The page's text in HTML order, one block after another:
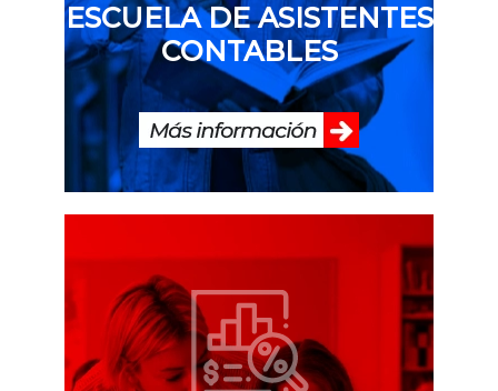
ESCUELA DE ASISTENTES
CONTABLES